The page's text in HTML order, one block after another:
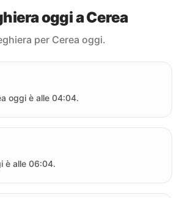
oggi a Cerea
per Cerea oggi.
oggi è alle 04:04.
è alle 06:04.